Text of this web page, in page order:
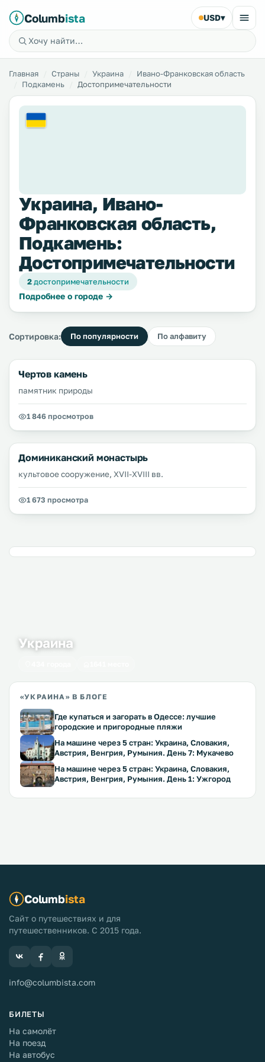
Columbista USD▾
Главная Страны Украина
Ивано-Франковская область
Подкамень
Достопримечательности
Украина, Ивано-
Франковская область,
Подкамень:
Достопримечательности
2достопримечательности
Подробнее о городе →
Сортировка: По популярности По алфавиту
Чертов камень
памятник природы
1 846 просмотров
Доминиканский монастырь
культовое сооружение, XVII-XVIII вв.
1 673 просмотра
Украина
«УКРАИНА» В БЛОГЕ
Где купаться и загорать в Одессе: лучшие
городские и пригородные пляжи
На машине через 5 стран: Украина, Словакия,
Австрия, Венгрия, Румыния. День 7: Мукачево
На машине через 5 стран: Украина, Словакия,
Австрия, Венгрия, Румыния. День 1: Ужгород
Columbista
Сайт о путешествиях и для
путешественников. С 2015 года.
info@columbista.com
БИЛЕТЫ
На самолёт
На поезд
На автобус